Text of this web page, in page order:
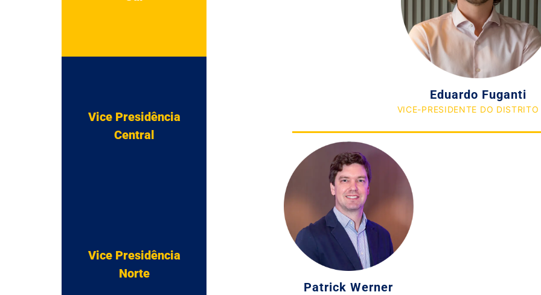
Vice Presidência
Central
Vice Presidência
Norte
Eduardo Fuganti
VICE-PRESIDENTE DO
Patrick Werner